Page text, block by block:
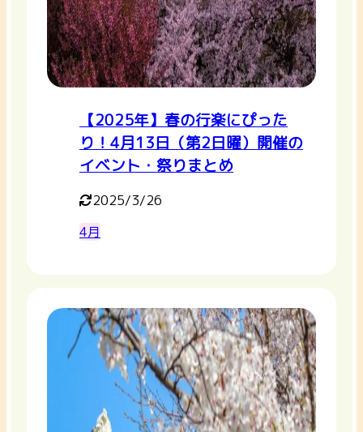
【2025年】春の行楽にぴった
り！4月13日（第2日曜）開催の
イベント・祭りまとめ
2025/3/26
4月